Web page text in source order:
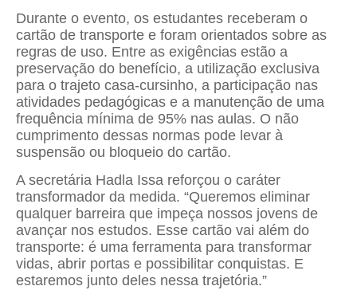
Durante o evento, os estudantes receberam o
cartão de transporte e foram orientados sobre as
regras de uso. Entre as exigências estão a
preservação do benefício, a utilização exclusiva
para o trajeto casa-cursinho, a participação nas
atividades pedagógicas e a manutenção de uma
frequência mínima de 95% nas aulas. O não
cumprimento dessas normas pode levar à
suspensão ou bloqueio do cartão.
A secretária Hadla Issa reforçou o caráter
transformador da medida. “Queremos eliminar
qualquer barreira que impeça nossos jovens de
avançar nos estudos. Esse cartão vai além do
transporte: é uma ferramenta para transformar
vidas, abrir portas e possibilitar conquistas. E
estaremos junto deles nessa trajetória.”